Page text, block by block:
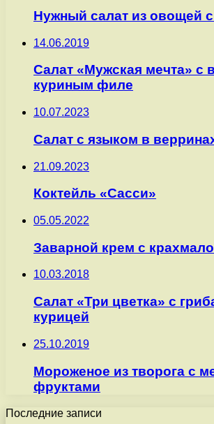
Нужный салат из овощей
14.06.2019
Салат «Мужская мечта» с
куриным филе
10.07.2023
Салат с языком в
21.09.2023
Коктейль «Сасси»
05.05.2022
Заварной крем с
10.03.2018
Салат «Три цветка» с
курицей
25.10.2019
Мороженое из творога с
фруктами
Последние записи